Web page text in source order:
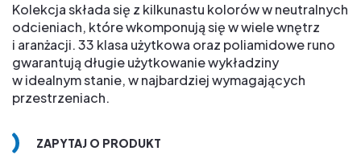
Kolekcja składa się z kilkunastu kolorów w neutralnych
odcieniach, które wkomponują się w wiele wnętrz
i aranżacji. 33 klasa użytkowa oraz poliamidowe runo
gwarantują długie użytkowanie wykładziny
w idealnym stanie, w najbardziej wymagających
przestrzeniach.
ZAPYTAJ O PRODUKT